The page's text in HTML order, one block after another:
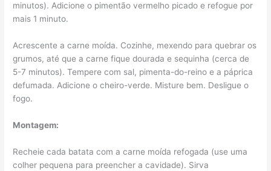
minutos). Adicione o pimentão vermelho picado e refogue por
mais 1 minuto.
Acrescente a carne moída. Cozinhe, mexendo para quebrar os
grumos, até que a carne fique dourada e sequinha (cerca de
5-7 minutos). Tempere com sal, pimenta-do-reino e a páprica
defumada. Adicione o cheiro-verde. Misture bem. Desligue o
fogo.
Montagem:
Recheie cada batata com a carne moída refogada (use uma
colher pequena para preencher a cavidade). Sirva